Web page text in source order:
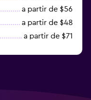
a partir de $56
a partir de $48
a partir de $71